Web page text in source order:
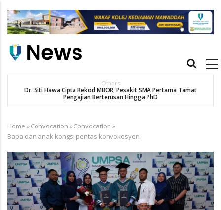
main
Main
Others
Dr. Siti Hawa Cipta Rekod MBOR, Pesakit SMA Pertama Tamat
Pengajian Berterusan Hingga PhD
Breadcrumb
Home »Convocation »Convocation »
Bapa dan anak kongsi pentas konvokesyen